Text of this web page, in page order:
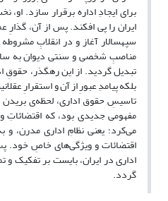
برای ایجادِ اداره برقرار سازد.
ایران را پی افکند. پس از آن، گذارِ
سپهسالار آغاز و در انقلابِ
مناصبِ شخصی و سنتی دیوان به
تبدیل گردید. از این رهگذر، حقوقِ
بلکه پیامدِ عبورِ از آن و استقرارِ
تاسیسِ حقوق اداری، لحظه‌ی
مفهومی جدیدی بود، که
می‌کرد؛ یعنی نظامِ اداری مدرن،
اقتضائات و ویژگی‌های خاصِ خود.
اداری در ایران، بایست بر تفکیک و
گردد.